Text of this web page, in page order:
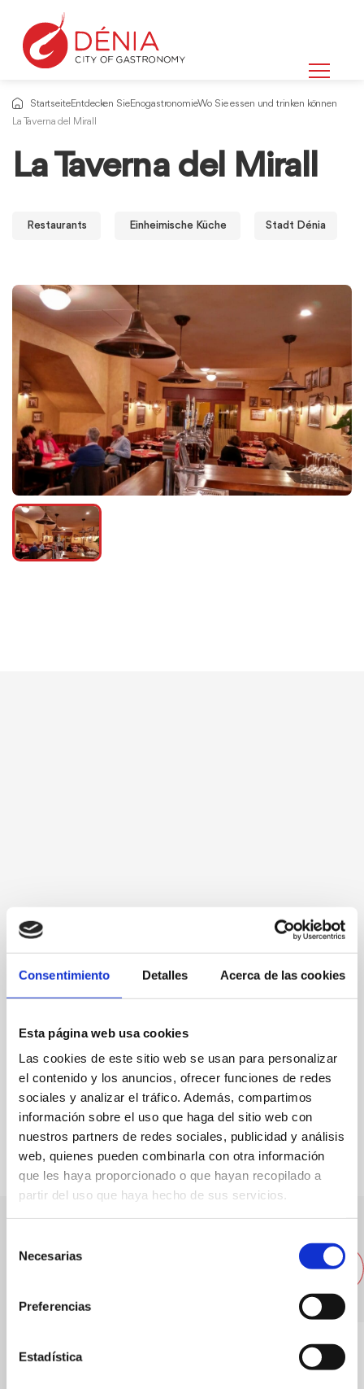
Consentimiento Detalles Acerca de las cookies
Esta página web usa cookies
Las cookies de este sitio web se usan para personalizar
el contenido y los anuncios, ofrecer funciones de redes
sociales y analizar el tráfico. Además, compartimos
información sobre el uso que haga del sitio web con
nuestros partners de redes sociales, publicidad y análisis
web, quienes pueden combinarla con otra información
que les haya proporcionado o que hayan recopilado a
partir del uso que haya hecho de sus servicios.
Necesarias
Preferencias
Estadística
StartseiteEntdecken SieEnogastronomieWo Sie essen und trinken können
La Taverna del Mirall
La Taverna del Mirall
Restaurants Einheimische Küche Stadt Dénia
FAVORITOS
865672017
Spezialität:Reis
Andere nahegelegene